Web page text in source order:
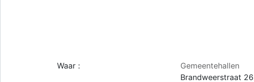
Waar :
Gemeentehallen
Brandweerstraat 26